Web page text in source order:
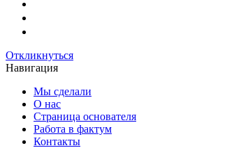
Откликнуться
Навигация
Мы сделали
О нас
Страница основателя
Работа в фактум
Контакты